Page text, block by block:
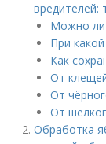
вредителей:
Можно ли
При
Как
От
От
От
Обработка